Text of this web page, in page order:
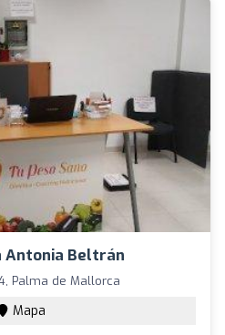
Antonia Beltrán
Palma de Mallorca
Mapa